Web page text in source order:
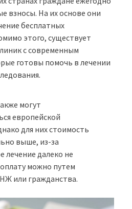
взносы. На их основе они
бесплатных
этого, существует
с современным
готовы помочь в лечении
могут
европейской
для них стоимость
выше, из-за
лечение далеко не
можно путем
или гражданства.